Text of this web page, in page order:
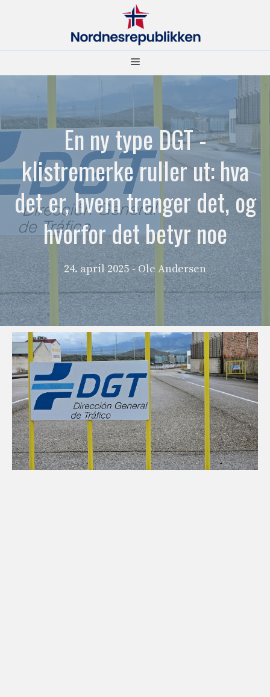
Meny
En ny type DGT -
klistremerke ruller ut: hva
det er, hvem trenger det, og
hvorfor det betyr noe
24. april 2025 - Ole Andersen